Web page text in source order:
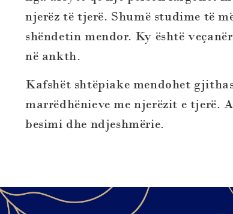
njerëz të tjerë. Shumë studime të
shëndetin mendor. Ky është
në ankth.
Kafshët shtëpiake mendohet
marrëdhënieve me njerëzit e tjerë.
besimi dhe ndjeshmërie.